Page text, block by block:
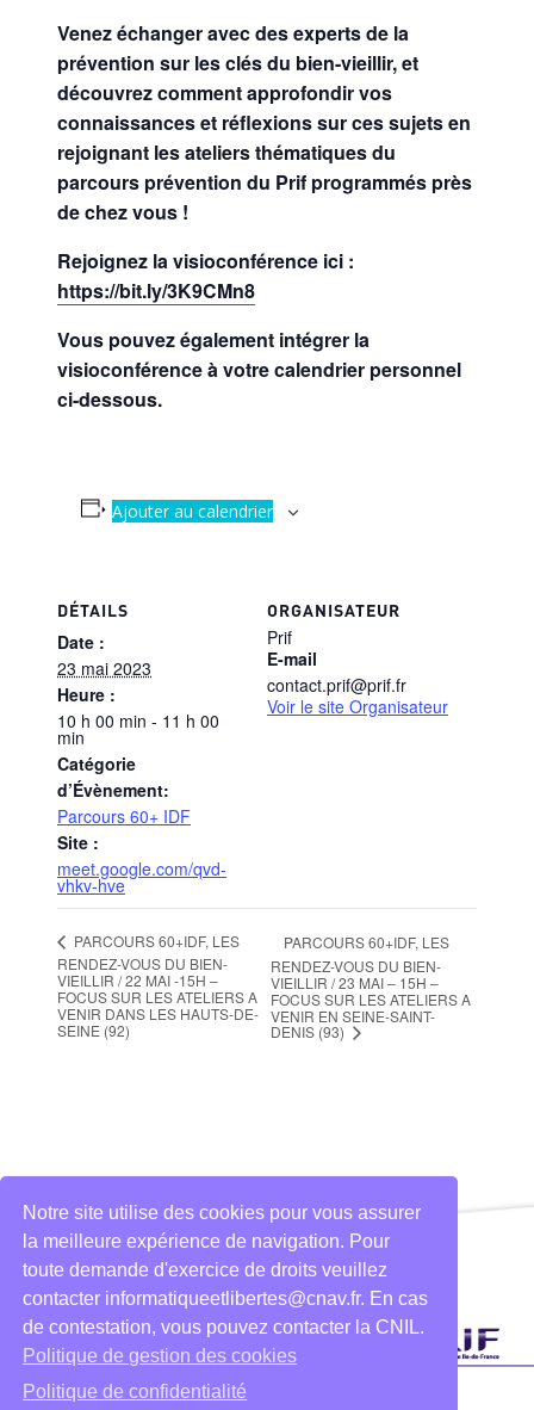
Venez échanger avec des experts de la
prévention sur les clés du bien-vieillir, et
découvrez comment approfondir vos
connaissances et réflexions sur ces sujets en
rejoignant les ateliers thématiques du
parcours prévention du Prif programmés près
de chez vous !
Rejoignez la visioconférence ici :
https://bit.ly/3K9CMn8
Vous pouvez également intégrer la
visioconférence à votre calendrier personnel
ci-dessous.
Ajouter au calendrier
DÉTAILS
Date :
23 mai 2023
Heure :
10 h 00 min - 11 h 00
min
Catégorie
d’Évènement:
Parcours 60+ IDF
Site :
meet.google.com/qvd-
vhkv-hve
ORGANISATEUR
Prif
E-mail
contact.prif@prif.fr
Voir le site Organisateur
PARCOURS 60+IDF, LES
RENDEZ-VOUS DU BIEN-
VIEILLIR / 22 MAI -15H –
FOCUS SUR LES ATELIERS A
VENIR DANS LES HAUTS-DE-
SEINE (92)
PARCOURS 60+IDF, LES
RENDEZ-VOUS DU BIEN-
VIEILLIR / 23 MAI – 15H –
FOCUS SUR LES ATELIERS A
VENIR EN SEINE-SAINT-
DENIS (93)
Notre site utilise des cookies pour vous assurer
la meilleure expérience de navigation. Pour
toute demande d'exercice de droits veuillez
contacter informatiqueetlibertes@cnav.fr. En cas
de contestation, vous pouvez contacter la CNIL.
Politique de gestion des cookies
Politique de confidentialité